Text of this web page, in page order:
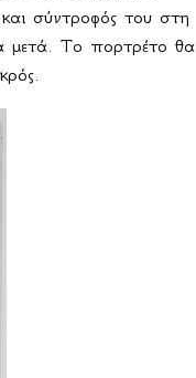
σύντροφός του στη
μετά. Το πορτρέτο θα